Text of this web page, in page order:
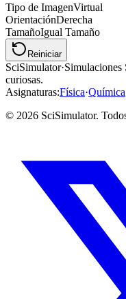
Tipo de ImagenVirtual
OrientaciónDerecha
TamañoIgual Tamaño
Reiniciar
SciSimulator·Simulaciones
curiosas.
Asignaturas:Física·Química
© 2026 SciSimulator.